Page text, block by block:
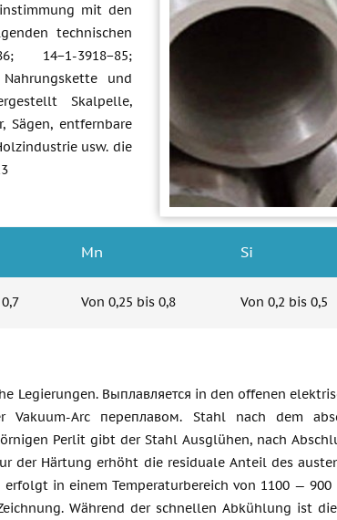
mit den
technischen
14−1-3918−85;
und
Skalpelle,
Sägen, entfernbare
usw. die
Mn Si
Von 0,25 bis 0,8 Von 0,2 bis 0,5
Legierungen. Выплавляется in den offenen
Vakuum-Arc переплавом. Stahl nach dem
Perlit gibt der Stahl Ausglühen, nach
der Härtung erhöht die residuale Anteil des
in einem Temperaturbereich von 1100 — 900
Während der schnellen Abkühlung ist